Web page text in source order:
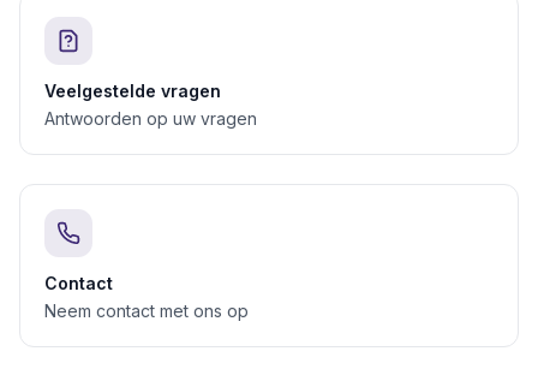
Veelgestelde vragen
Antwoorden op uw vragen
Contact
Neem contact met ons op